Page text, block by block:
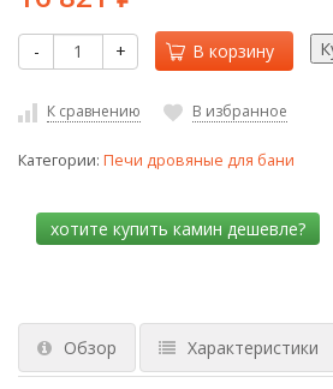
- + В корзину
К сравнению В избранное
Категории: Печи дровяные для бани
Обзор Характеристики